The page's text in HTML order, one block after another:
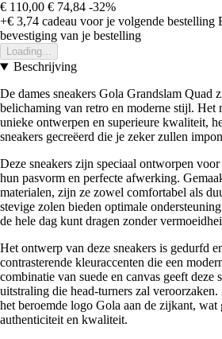
€ 110,00 € 74,84 -32%
+€ 3,74 cadeau voor je volgende bestelling
bevestiging van je bestelling
Loading...
Beschrijving
De dames sneakers Gola Grandslam Quad
belichaming van retro en moderne stijl. Het
unieke ontwerpen en superieure kwaliteit,
sneakers gecreëerd die je zeker zullen
Deze sneakers zijn speciaal ontworpen
hun pasvorm en perfecte afwerking.
materialen, zijn ze zowel comfortabel als
stevige zolen bieden optimale
de hele dag kunt dragen zonder
Het ontwerp van deze sneakers is gedurfd
contrasterende kleuraccenten die een
combinatie van suede en canvas geeft deze
uitstraling die head-turners zal
het beroemde logo Gola aan de zijkant, wat
authenticiteit en kwaliteit.